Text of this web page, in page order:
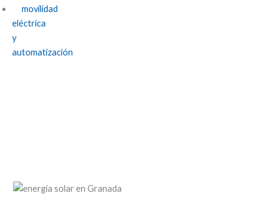
movilidad
eléctrica
y
automatización